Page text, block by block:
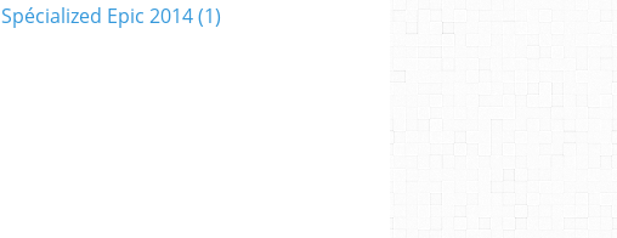
Spécialized Epic 2014(1)